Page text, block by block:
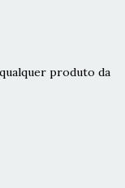
produto da